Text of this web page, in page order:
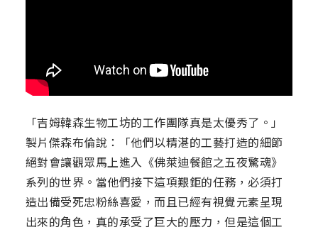
「吉姆韓森生物工坊的工作團隊真是太優秀了。」
製片傑森布倫說：「他們以精湛的工藝打造的細節
絕對會讓觀眾馬上進入《佛萊迪餐館之五夜驚魂》
系列的世界。當他們接下這項艱鉅的任務，必須打
造出備受死忠粉絲喜愛，而且已經有視覺元素呈現
出來的角色，真的承受了巨大的壓力，但是這個工